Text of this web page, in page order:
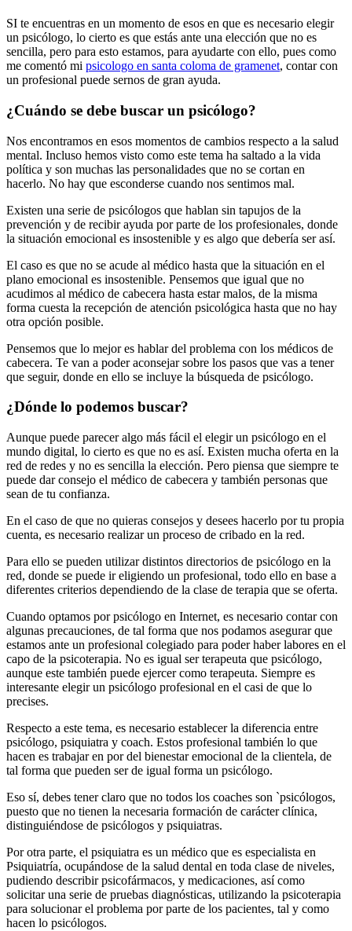
SI te encuentras en un momento de esos en que es necesario elegir
un psicólogo, lo cierto es que estás ante una elección que no es
sencilla, pero para esto estamos, para ayudarte con ello, pues como
me comentó mi psicologo en santa coloma de gramenet, contar con
un profesional puede sernos de gran ayuda.
¿Cuándo se debe buscar un psicólogo?
Nos encontramos en esos momentos de cambios respecto a la salud
mental. Incluso hemos visto como este tema ha saltado a la vida
política y son muchas las personalidades que no se cortan en
hacerlo. No hay que esconderse cuando nos sentimos mal.
Existen una serie de psicólogos que hablan sin tapujos de la
prevención y de recibir ayuda por parte de los profesionales, donde
la situación emocional es insostenible y es algo que debería ser así.
El caso es que no se acude al médico hasta que la situación en el
plano emocional es insostenible. Pensemos que igual que no
acudimos al médico de cabecera hasta estar malos, de la misma
forma cuesta la recepción de atención psicológica hasta que no hay
otra opción posible.
Pensemos que lo mejor es hablar del problema con los médicos de
cabecera. Te van a poder aconsejar sobre los pasos que vas a tener
que seguir, donde en ello se incluye la búsqueda de psicólogo.
¿Dónde lo podemos buscar?
Aunque puede parecer algo más fácil el elegir un psicólogo en el
mundo digital, lo cierto es que no es así. Existen mucha oferta en la
red de redes y no es sencilla la elección. Pero piensa que siempre te
puede dar consejo el médico de cabecera y también personas que
sean de tu confianza.
En el caso de que no quieras consejos y desees hacerlo por tu propia
cuenta, es necesario realizar un proceso de cribado en la red.
Para ello se pueden utilizar distintos directorios de psicólogo en la
red, donde se puede ir eligiendo un profesional, todo ello en base a
diferentes criterios dependiendo de la clase de terapia que se oferta.
Cuando optamos por psicólogo en Internet, es necesario contar con
algunas precauciones, de tal forma que nos podamos asegurar que
estamos ante un profesional colegiado para poder haber labores en el
capo de la psicoterapia. No es igual ser terapeuta que psicólogo,
aunque este también puede ejercer como terapeuta. Siempre es
interesante elegir un psicólogo profesional en el casi de que lo
precises.
Respecto a este tema, es necesario establecer la diferencia entre
psicólogo, psiquiatra y coach. Estos profesional también lo que
hacen es trabajar en por del bienestar emocional de la clientela, de
tal forma que pueden ser de igual forma un psicólogo.
Eso sí, debes tener claro que no todos los coaches son `psicólogos,
puesto que no tienen la necesaria formación de carácter clínica,
distinguiéndose de psicólogos y psiquiatras.
Por otra parte, el psiquiatra es un médico que es especialista en
Psiquiatría, ocupándose de la salud dental en toda clase de niveles,
pudiendo describir psicofármacos, y medicaciones, así como
solicitar una serie de pruebas diagnósticas, utilizando la psicoterapia
para solucionar el problema por parte de los pacientes, tal y como
hacen lo psicólogos.